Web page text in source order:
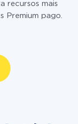
recursos mais
Premium pago.